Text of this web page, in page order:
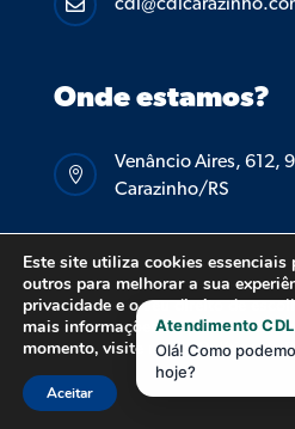

Onde estamos?

Venâncio Aires, 612,
Carazinho/RS
© 2026 CDL CARAZINHO –
RESERVADOS.
POLÍTICA
Este site utiliza cookies essenciais
outros para melhorar a sua
privacidade e o seu direito de
mais informações ou para alterar
momento, visite nossaPolítica de
Aceitar
Atendimento CDL
Olá! Como
hoje?